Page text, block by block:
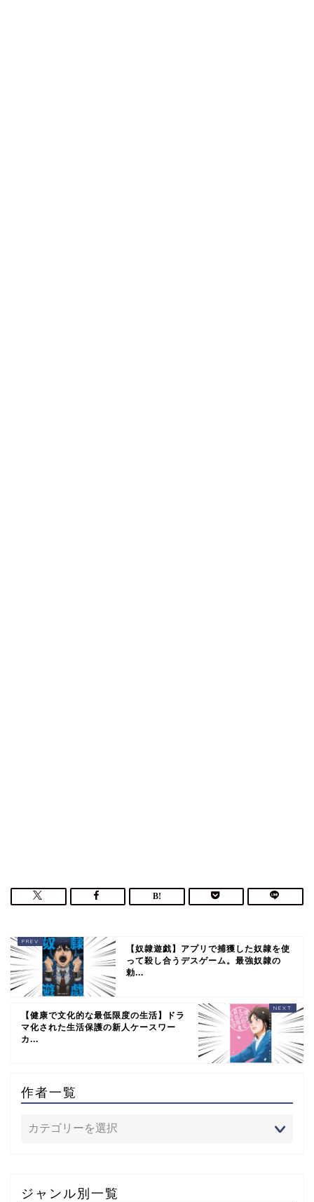
【奴隷遊戯】アプリで捕獲した奴隷を使
って殺し合うデスゲーム。最強奴隷の
勅...
【健康で文化的な最低限度の生活】ドラ
マ化された生活保護の新人ケースワー
カ...
作者一覧
ジャンル別一覧